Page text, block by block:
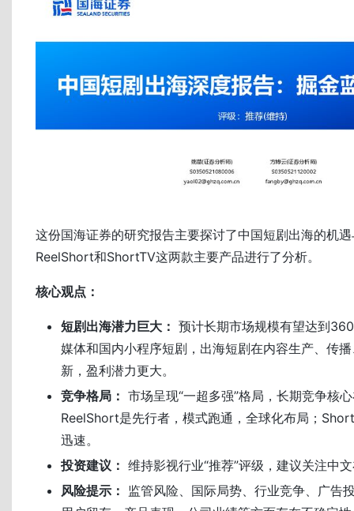
这份国海证券的研究报告主要探讨了中国短剧出海的机
ReelShort和ShortTV这两款主要产品进行了分析。
核心观点：
短剧出海潜力巨大： 预计长期市场规模有望达到
媒体和国内小程序短剧，出海短剧在内容生产、传
新，盈利潜力更大。
竞争格局： 市场呈现“一超多强”格局，长期竞争核
ReelShort是先行者，模式跑通，全球化布局；
迅速。
投资建议： 维持影视行业“推荐”评级，建议关注中
风险提示： 监管风险、国际局势、行业竞争、广告